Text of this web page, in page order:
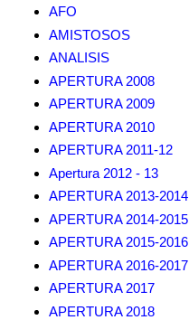
AFO
AMISTOSOS
ANALISIS
APERTURA 2008
APERTURA 2009
APERTURA 2010
APERTURA 2011-12
Apertura 2012 - 13
APERTURA 2013-2014
APERTURA 2014-2015
APERTURA 2015-2016
APERTURA 2016-2017
APERTURA 2017
APERTURA 2018